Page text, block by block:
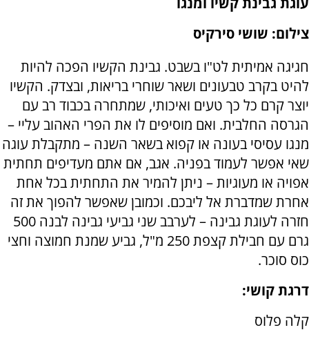
צילום: שושי סירקיס
חגיגה אמיתית לט"ו בשבט. גבינת הקשיו הפכה להיות
להיט בקרב טבעונים ושאר שוחרי בריאות, ובצדק. הקשיו
יוצר קרם כל כך טעים ואיכותי, שמתחרה בכבוד רב עם
הגרסה החלבית. ואם מוסיפים לו את הפרי האהוב עליי –
מנגו עסיסי בעונה או קפוא בשאר השנה – מתקבלת עוגה
שאי אפשר לעמוד בפניה. אגב, אם אתם מעדיפים תחתית
אפויה או מעוגיות – ניתן להמיר את התחתית בכל אחת
אחרת שמדברת אל ליבכם. וכמובן שאפשר להפוך את זה
חזרה לעוגת גבינה – לערבב שני גביעי גבינה לבנה 500
גרם עם חבילת קצפת 250 מ"ל, גביע שמנת חמוצה וחצי
כוס סוכר.
דרגת קושי:
קלה פלוס